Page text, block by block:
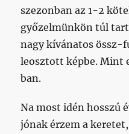
szezonban az 1-2
győzelmünkön túl
nagy kívánatos össz-
leosztott képbe. Mint
ban.
Na most idén hosszú
jónak érzem a